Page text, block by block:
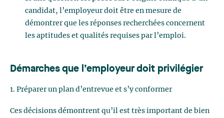
candidat, l’employeur doit être en mesure de
démontrer que les réponses recherchées concernent
les aptitudes et qualités requises par l’emploi.
Démarches que l’employeur doit privilégier
1. Préparer un plan d’entrevue et s’y conformer
Ces décisions démontrent qu’il est très important de bien